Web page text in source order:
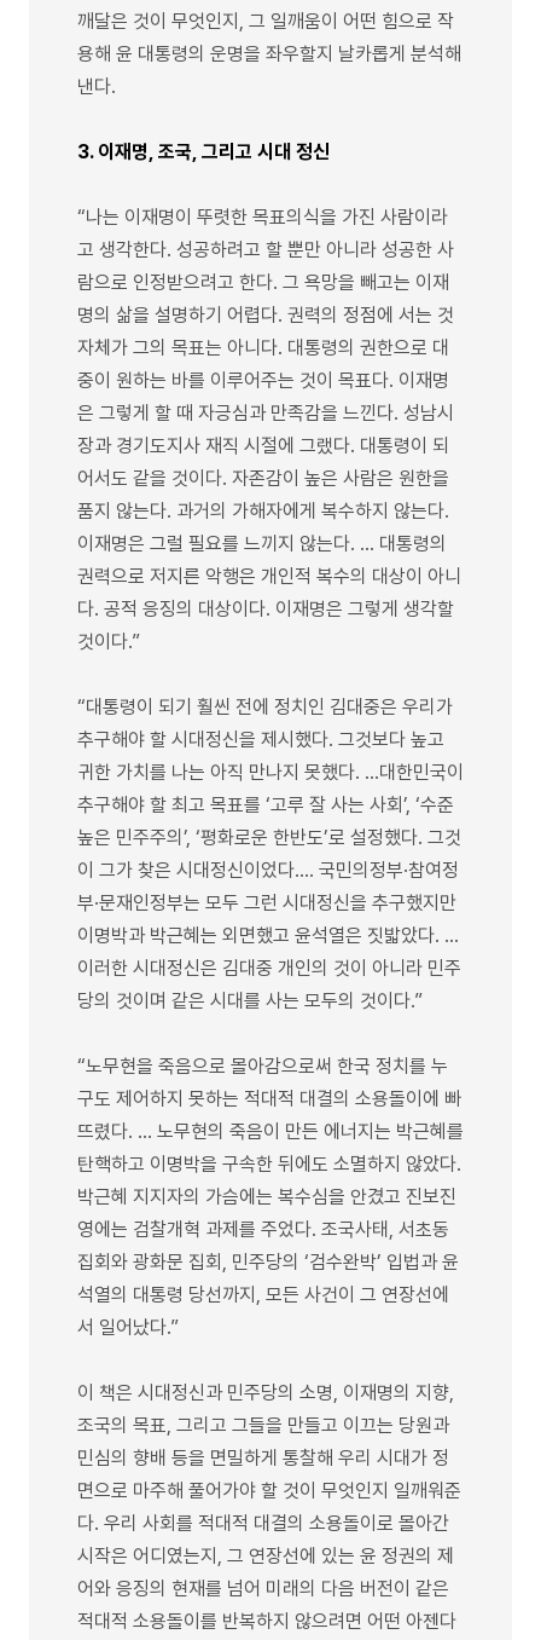
깨달은 것이 무엇인지, 그 일깨움이 어떤 힘으로 작
용해 윤 대통령의 운명을 좌우할지 날카롭게 분석해
낸다.
3. 이재명, 조국, 그리고 시대 정신
“나는 이재명이 뚜렷한 목표의식을 가진 사람이라
고 생각한다. 성공하려고 할 뿐만 아니라 성공한 사
람으로 인정받으려고 한다. 그 욕망을 빼고는 이재
명의 삶을 설명하기 어렵다. 권력의 정점에 서는 것
자체가 그의 목표는 아니다. 대통령의 권한으로 대
중이 원하는 바를 이루어주는 것이 목표다. 이재명
은 그렇게 할 때 자긍심과 만족감을 느낀다. 성남시
장과 경기도지사 재직 시절에 그랬다. 대통령이 되
어서도 같을 것이다. 자존감이 높은 사람은 원한을
품지 않는다. 과거의 가해자에게 복수하지 않는다.
이재명은 그럴 필요를 느끼지 않는다. … 대통령의
권력으로 저지른 악행은 개인적 복수의 대상이 아니
다. 공적 응징의 대상이다. 이재명은 그렇게 생각할
것이다.”
“대통령이 되기 훨씬 전에 정치인 김대중은 우리가
추구해야 할 시대정신을 제시했다. 그것보다 높고
귀한 가치를 나는 아직 만나지 못했다. …대한민국이
추구해야 할 최고 목표를 ‘고루 잘 사는 사회’, ‘수준
높은 민주주의’, ‘평화로운 한반도’로 설정했다. 그것
이 그가 찾은 시대정신이었다.… 국민의정부·참여정
부·문재인정부는 모두 그런 시대정신을 추구했지만
이명박과 박근혜는 외면했고 윤석열은 짓밟았다. …
이러한 시대정신은 김대중 개인의 것이 아니라 민주
당의 것이며 같은 시대를 사는 모두의 것이다.”
“노무현을 죽음으로 몰아감으로써 한국 정치를 누
구도 제어하지 못하는 적대적 대결의 소용돌이에 빠
뜨렸다. … 노무현의 죽음이 만든 에너지는 박근혜를
탄핵하고 이명박을 구속한 뒤에도 소멸하지 않았다.
박근혜 지지자의 가슴에는 복수심을 안겼고 진보진
영에는 검찰개혁 과제를 주었다. 조국사태, 서초동
집회와 광화문 집회, 민주당의 ‘검수완박’ 입법과 윤
석열의 대통령 당선까지, 모든 사건이 그 연장선에
서 일어났다.”
이 책은 시대정신과 민주당의 소명, 이재명의 지향,
조국의 목표, 그리고 그들을 만들고 이끄는 당원과
민심의 향배 등을 면밀하게 통찰해 우리 시대가 정
면으로 마주해 풀어가야 할 것이 무엇인지 일깨워준
다. 우리 사회를 적대적 대결의 소용돌이로 몰아간
시작은 어디였는지, 그 연장선에 있는 윤 정권의 제
어와 응징의 현재를 넘어 미래의 다음 버전이 같은
적대적 소용돌이를 반복하지 않으려면 어떤 아젠다